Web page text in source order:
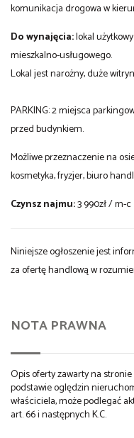
komunikacja drogowa w
Do wynajęcia:lokal
mieszkalno-usługowego.
Lokal jest narożny, duże
PARKING: 2 miejsca
przed budynkiem.
Możliwe przeznaczenie na
kosmetyka, fryzjer, biuro
Czynsz najmu:3 990zł / m-
Niniejsze ogłoszenie jest
za ofertę handlową w
NOTA PRAWNA
Opis oferty zawarty na
podstawie oględzin
właściciela, może podlegać
art. 66 i następnych K.C.